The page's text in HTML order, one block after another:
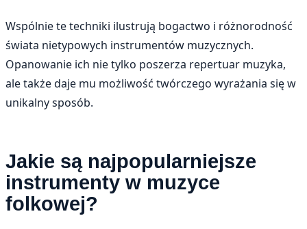
Wspólnie te techniki ilustrują bogactwo i różnorodność
świata nietypowych instrumentów muzycznych.
Opanowanie ich nie tylko poszerza repertuar muzyka,
ale także daje mu możliwość twórczego wyrażania się w
unikalny sposób.
Jakie są najpopularniejsze
instrumenty w muzyce
folkowej?